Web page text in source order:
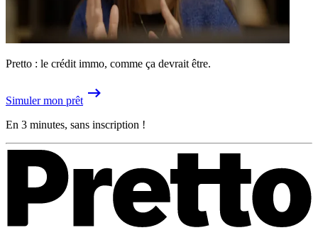
Pretto : le crédit immo, comme ça devrait être.
Simuler mon prêt
En 3 minutes, sans inscription !